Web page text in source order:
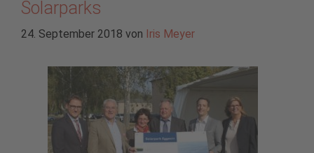
Solarparks
24. September 2018 von Iris Meyer